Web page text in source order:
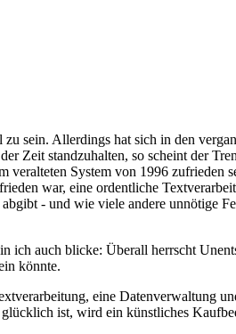
sein. Allerdings hat sich in den
Zeit standzuhalten, so scheint der
veralteten System von 1996 zufrieden
war, eine ordentliche
- und wie viele andere unnötige
ich auch blicke: Überall herrscht
könnte.
eine Datenverwaltung
ist, wird ein künstliches